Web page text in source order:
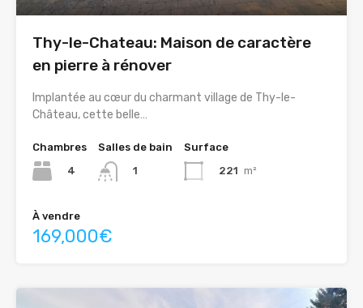
Thy-le-Chateau: Maison de caractère
en pierre à rénover
Implantée au cœur du charmant village de Thy-le-
Château, cette belle…
Chambres
4
Salles de bain
1
Surface
221 m²
À vendre
169,000€